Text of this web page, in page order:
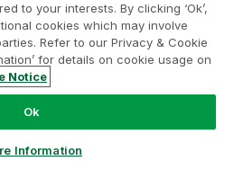
Condiciones del producto
legal
Marcas comerciales
International AB.
to your interests. By clicking ‘Ok’,
cookies which may involve
Refer to our Privacy & Cookie
for details on cookie usage on
Notice
Ok
Information